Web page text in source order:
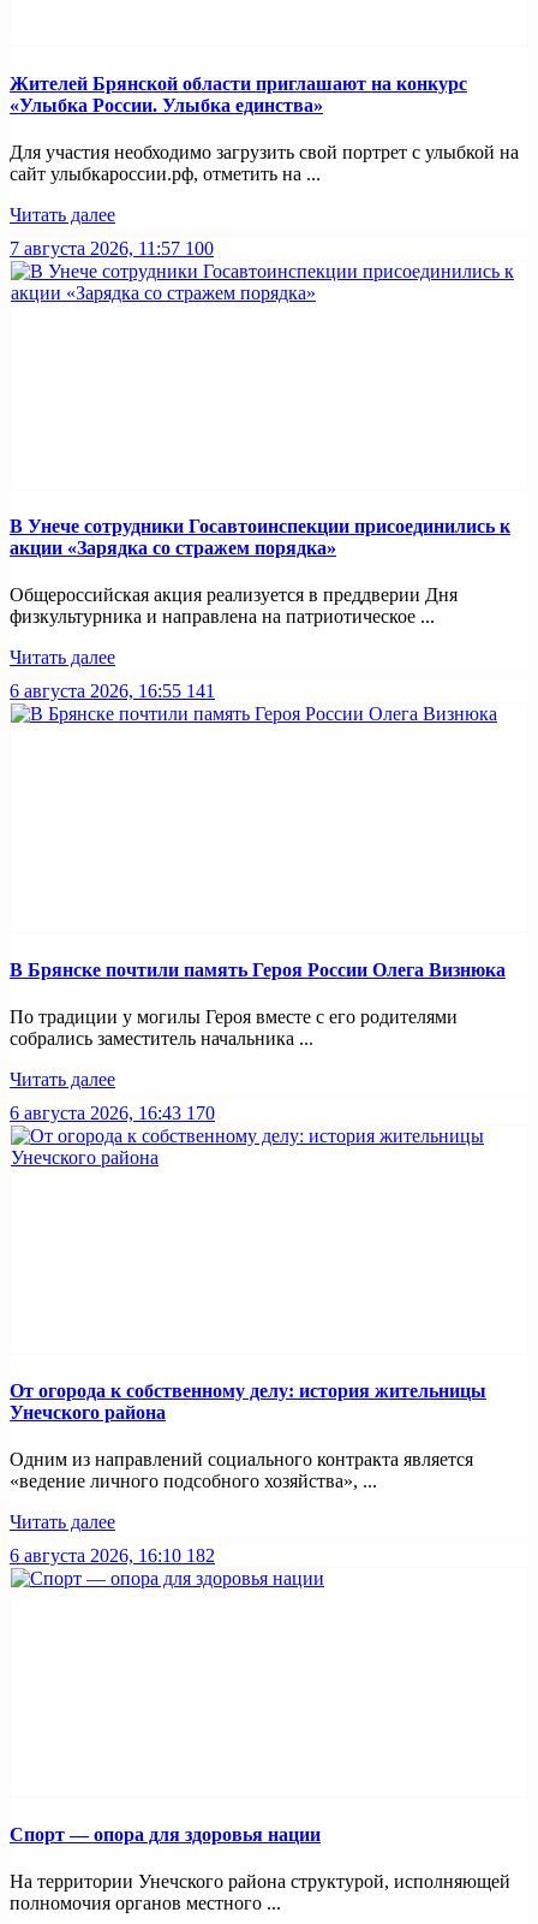
Жителей Брянской области приглашают на конкурс
«Улыбка России. Улыбка единства»
Для участия необходимо загрузить свой портрет с улыбкой на
сайт улыбкароссии.рф, отметить на ...
Читать далее
7 августа 2026, 11:57 100
В Унече сотрудники Госавтоинспекции присоединились к
акции «Зарядка со стражем порядка»
Общероссийская акция реализуется в преддверии Дня
физкультурника и направлена на патриотическое ...
Читать далее
6 августа 2026, 16:55 141
В Брянске почтили память Героя России Олега Визнюка
По традиции у могилы Героя вместе с его родителями
собрались заместитель начальника ...
Читать далее
6 августа 2026, 16:43 170
От огорода к собственному делу: история жительницы
Унечского района
Одним из направлений социального контракта является
«ведение личного подсобного хозяйства», ...
Читать далее
6 августа 2026, 16:10 182
Спорт — опора для здоровья нации
На территории Унечского района структурой, исполняющей
полномочия органов местного ...